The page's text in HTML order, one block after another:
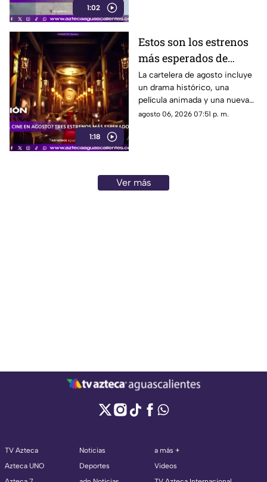
1:02
1:18
Estos son los estrenos
más esperados de
agosto
La cartelera de agosto incluye
un drama histórico, una
película animada y una nueva
entrega de terror para distintos
agosto 06, 2026 07:51 p. m.
Ver más
TV Azteca
Azteca UNO
Noticias
Deportes
a más +
Videos